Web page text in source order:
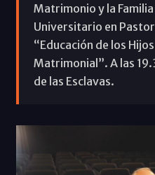
Matrimonio y la
Universitario en
“Educación de los
Matrimonial”. A las
de las Esclavas.